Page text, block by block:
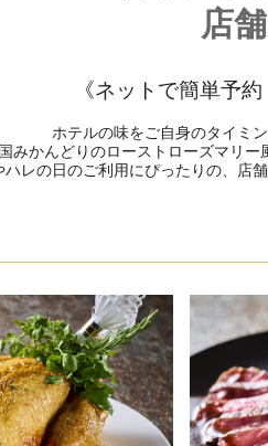
店
《ネットで簡単予
ホテルの味をご自身のタイミ
国みかんどりのローストローズマリ
ハレの日のご利用にぴったりの、店